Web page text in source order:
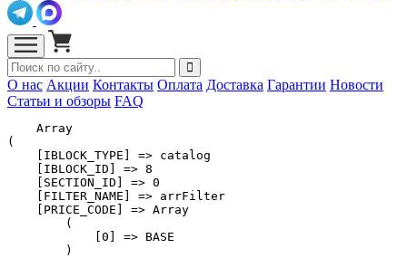
О нас Акции Контакты Оплата Доставка Гарантии Новости
Статьи и обзоры FAQ
    Array
(
    [IBLOCK_TYPE] => catalog
    [IBLOCK_ID] => 8
    [SECTION_ID] => 0
    [FILTER_NAME] => arrFilter
    [PRICE_CODE] => Array
        (
            [0] => BASE
        )